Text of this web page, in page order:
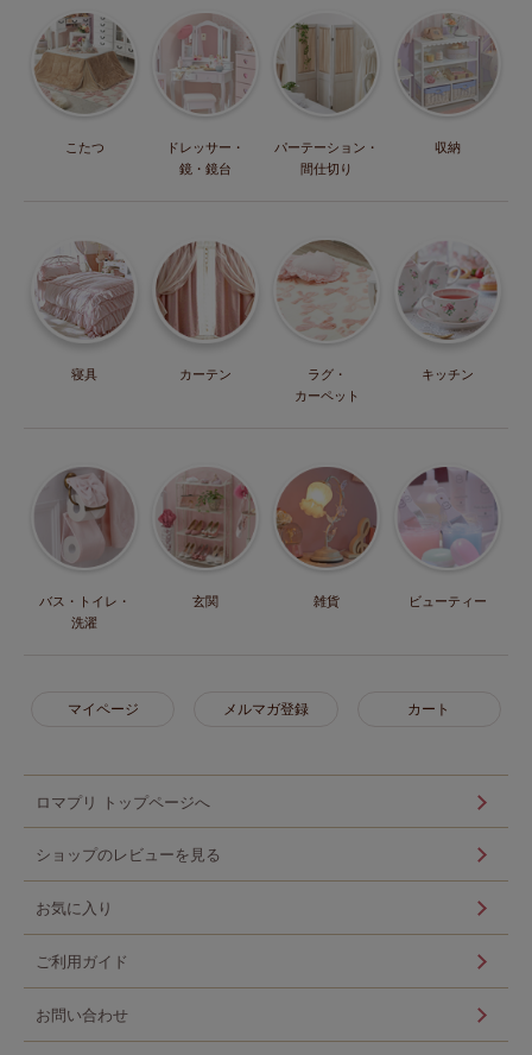
こたつ
ドレッサー・
鏡・鏡台
パーテーション・
間仕切り
収納
寝具 カーテン
ラグ・
カーペット
キッチン
バス・トイレ・
洗濯
玄関 雑貨 ビューティー
マイページ メルマガ登録 カート
ロマプリ トップページへ
ショップのレビューを見る
お気に入り
ご利用ガイド
お問い合わせ